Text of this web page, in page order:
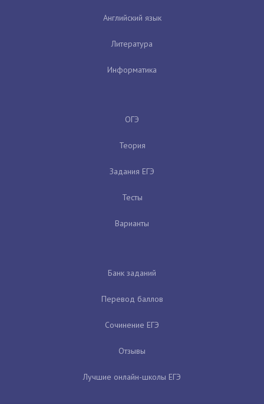
Английский язык
Литература
Информатика
ОГЭ
Теория
Задания ЕГЭ
Тесты
Варианты
Банк заданий
Перевод баллов
Сочинение ЕГЭ
Отзывы
Лучшие онлайн-школы ЕГЭ